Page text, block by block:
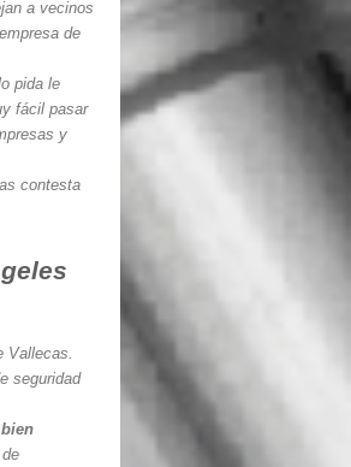
a vecinos
de
pida le
fácil pasar
y
contesta
Vallecas.
seguridad